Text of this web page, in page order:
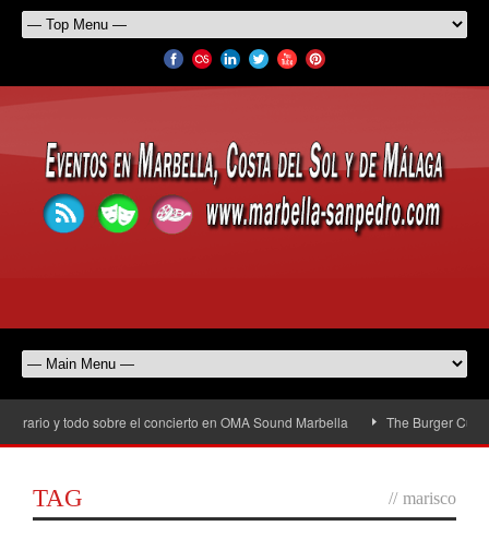
y todo sobre el concierto en OMA Sound Marbella The Burger Cup
TAG // marisco